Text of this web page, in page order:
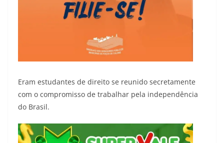
Eram estudantes de direito se reunido secretamente
com o compromisso de trabalhar pela independência
do Brasil.